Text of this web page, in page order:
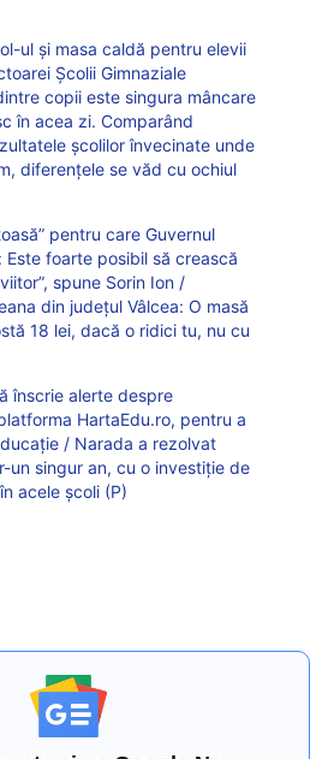
ul și masa caldă pentru elevii
Școlii Gimnaziale
copii este singura mâncare
în acea zi. Comparând
școlilor învecinate unde
diferențele se văd cu ochiul
pentru care Guvernul
foarte posibil să crească
spune Sorin Ion /
din județul Vâlcea: O masă
18 lei, dacă o ridici tu, nu cu
înscrie alerte despre
HartaEdu.ro, pentru a
/ Narada a rezolvat
un singur an, cu o investiție de
acele școli (P)